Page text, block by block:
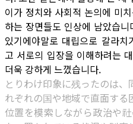
이가 정치와 사회적 논의에 미
하는 장면들도 인상에 남았습
있기에야말로 대립으로 갈라
고 서로의 입장을 이해하려는
더욱 강하게 느꼈습니다.
とりわけ印象に残ったのは
れぞれの国や地域で直面す
位置を模索しながら政治や